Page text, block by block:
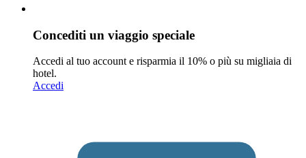
Concediti un viaggio speciale
Accedi al tuo account e risparmia il 10% o più su migliaia di
hotel.
Accedi